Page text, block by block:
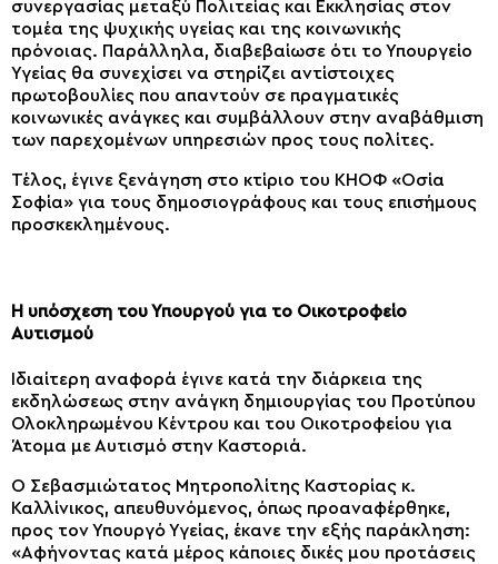
συνεργασίας μεταξύ Πολιτείας και Εκκλησίας στον
τομέα της ψυχικής υγείας και της κοινωνικής
πρόνοιας. Παράλληλα, διαβεβαίωσε ότι το Υπουργείο
Υγείας θα συνεχίσει να στηρίζει αντίστοιχες
πρωτοβουλίες που απαντούν σε πραγματικές
κοινωνικές ανάγκες και συμβάλλουν στην αναβάθμιση
των παρεχομένων υπηρεσιών προς τους πολίτες.
Τέλος, έγινε ξενάγηση στο κτίριο του ΚΗΟΦ «Οσία
Σοφία» για τους δημοσιογράφους και τους επισήμους
προσκεκλημένους.
Η υπόσχεση του Υπουργού για το Οικοτροφείο
Αυτισμού
Ιδιαίτερη αναφορά έγινε κατά την διάρκεια της
εκδηλώσεως στην ανάγκη δημιουργίας του Προτύπου
Ολοκληρωμένου Κέντρου και του Οικοτροφείου για
Άτομα με Αυτισμό στην Καστοριά.
Ο Σεβασμιώτατος Μητροπολίτης Καστορίας κ.
Καλλίνικος, απευθυ­νόμενος, όπως προαναφέρθηκε,
προς τον Υπουργό Υγείας, έκανε την εξής παράκληση:
«Αφήνοντας κατά μέρος κάποιες δικές μου προτάσεις